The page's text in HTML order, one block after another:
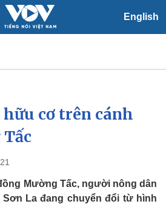
English
Xã hội
Việc làm
Biển đảo
cơ trên cánh
Mường Tấc, người nông dân
Sơn La đang chuyển đổi từ hình